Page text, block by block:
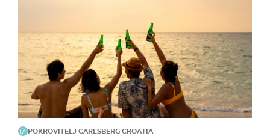
POKROVITELJ CARLSBERG CROATIA